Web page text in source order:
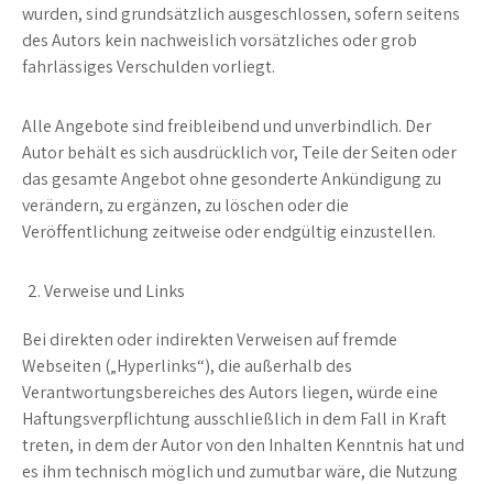
wurden, sind grundsätzlich ausgeschlossen, sofern seitens
des Autors kein nachweislich vorsätzliches oder grob
fahrlässiges Verschulden vorliegt.
Alle Angebote sind freibleibend und unverbindlich. Der
Autor behält es sich ausdrücklich vor, Teile der Seiten oder
das gesamte Angebot ohne gesonderte Ankündigung zu
verändern, zu ergänzen, zu löschen oder die
Veröffentlichung zeitweise oder endgültig einzustellen.
Verweise und Links
Bei direkten oder indirekten Verweisen auf fremde
Webseiten („Hyperlinks“), die außerhalb des
Verantwortungsbereiches des Autors liegen, würde eine
Haftungsverpflichtung ausschließlich in dem Fall in Kraft
treten, in dem der Autor von den Inhalten Kenntnis hat und
es ihm technisch möglich und zumutbar wäre, die Nutzung